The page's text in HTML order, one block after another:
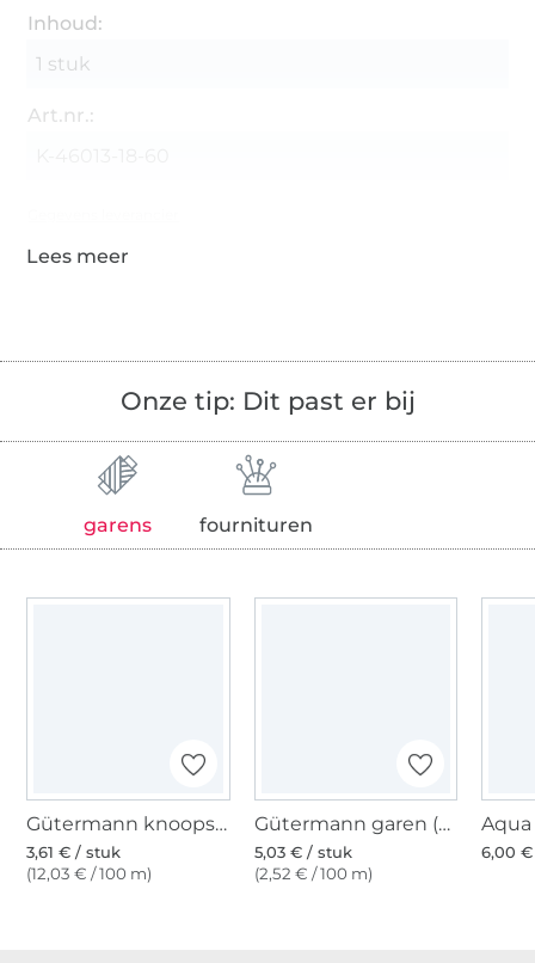
Inhoud:
1 stuk
Art.nr.:
Onze tip: Dit past er bij
garens fournituren
Gütermann knoopsgatgaren (800) wit
3,61 € / stuk
(12,03 € / 100 m)
Gütermann garen (800) wit
5,03 € / stuk
(2,52 € / 100 m)
6,00